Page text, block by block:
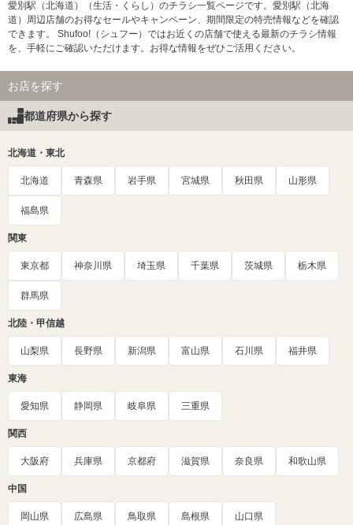
愛別駅（北海道）（生活・くらし）のチラシ一覧ページです。愛別駅（北海
道）周辺店舗のお得なセールやキャンペーン、期間限定の特売情報などを確認
できます。 Shufoo!（シュフー）ではお近くの店舗で使える最新のチラシ情報
を、手軽にご確認いただけます。お得な情報をぜひご活用ください。
お店を探す
都道府県から探す
北海道・東北
北海道 青森県 岩手県 宮城県 秋田県 山形県
福島県
関東
東京都 神奈川県 埼玉県 千葉県 茨城県 栃木県
群馬県
北陸・甲信越
山梨県 長野県 新潟県 富山県 石川県 福井県
東海
愛知県 静岡県 岐阜県 三重県
関西
大阪府 兵庫県 京都府 滋賀県 奈良県 和歌山県
中国
岡山県 広島県 鳥取県 島根県 山口県